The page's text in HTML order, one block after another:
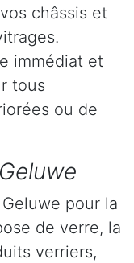
châssis et
immédiat et
tous
ou de
pour la
de verre, la
verriers,